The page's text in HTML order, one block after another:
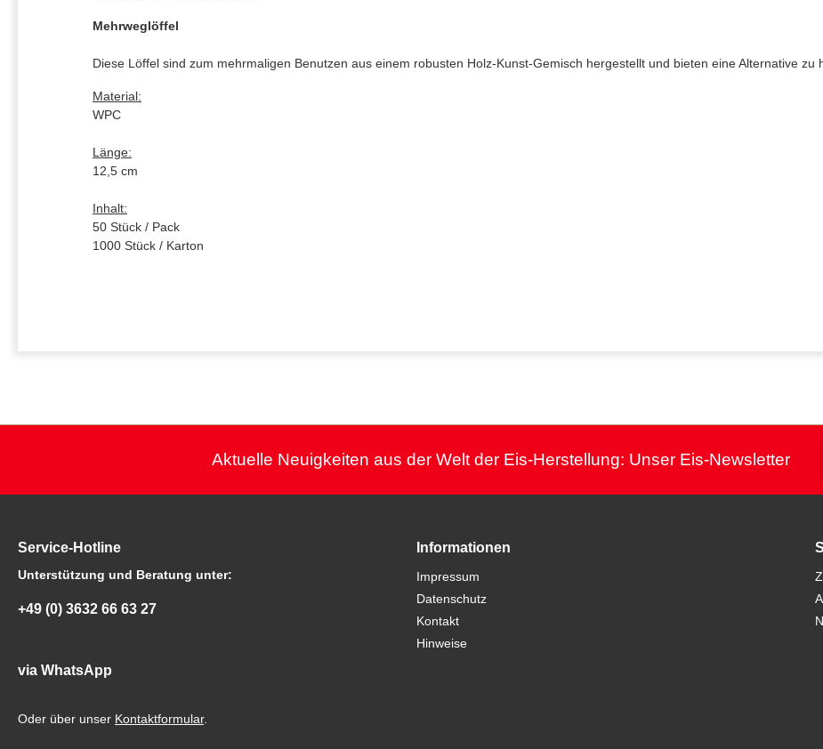
Mehrweglöffel
Diese Löffel sind zum mehrmaligen Benutzen aus einem robusten Holz-Kunst-Gemisch hergestellt und bieten eine Alternative zu
Material:
WPC
Länge:
12,5 cm
Inhalt:
50 Stück / Pack
1000 Stück / Karton
Aktuelle Neuigkeiten aus der Welt der Eis-Herstellung: Unser Eis-Newsletter
Service-Hotline
Unterstützung und Beratung unter:
+49 (0) 3632 66 63 27
via WhatsApp
Oder über unser Kontaktformular.
Informationen
Impressum
Datenschutz
Kontakt
Hinweise